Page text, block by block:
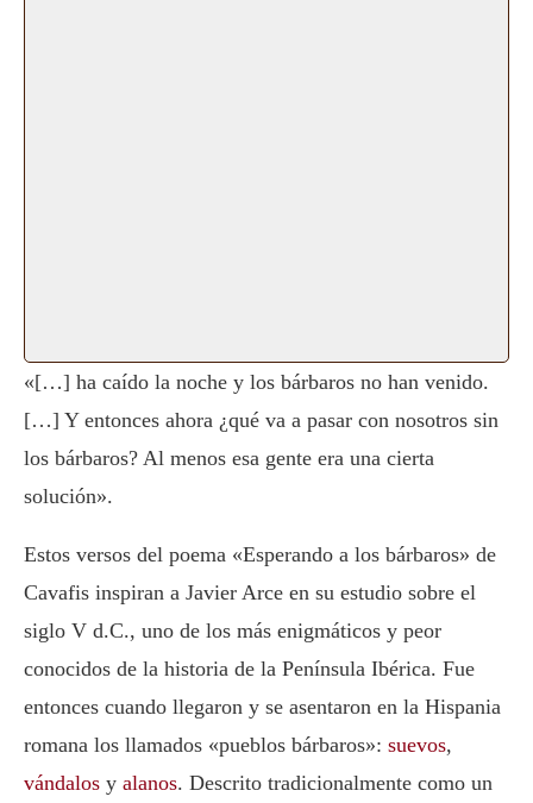
«[…] ha caído la noche y los bárbaros no han venido.
[…] Y entonces ahora ¿qué va a pasar con nosotros sin
los bárbaros? Al menos esa gente era una cierta
solución».
Estos versos del poema «Esperando a los bárbaros» de
Cavafis inspiran a Javier Arce en su estudio sobre el
siglo V d.C., uno de los más enigmáticos y peor
conocidos de la historia de la Península Ibérica. Fue
entonces cuando llegaron y se asentaron en la Hispania
romana los llamados «pueblos bárbaros»: suevos,
vándalos y alanos. Descrito tradicionalmente como un